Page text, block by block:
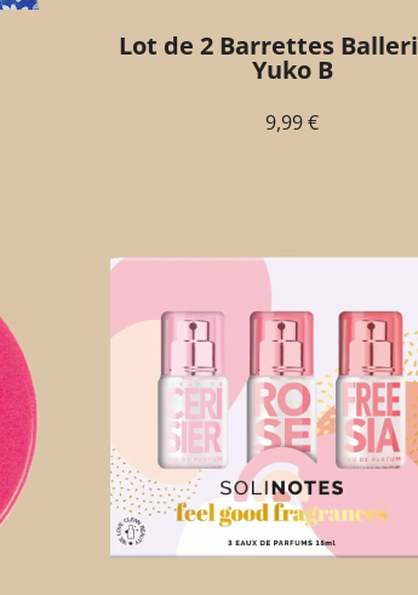
Lot de 2 Barrettes
Yuko B
9,99€